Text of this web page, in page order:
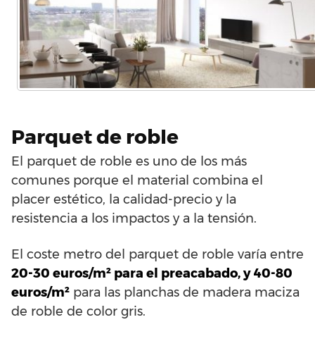
Parquet de roble
El parquet de roble es uno de los más
comunes porque el material combina el
placer estético, la calidad-precio y la
resistencia a los impactos y a la tensión.
El coste metro del parquet de roble varía entre
20-30 euros/m² para el preacabado, y 40-80
euros/m² para las planchas de madera maciza
de roble de color gris.